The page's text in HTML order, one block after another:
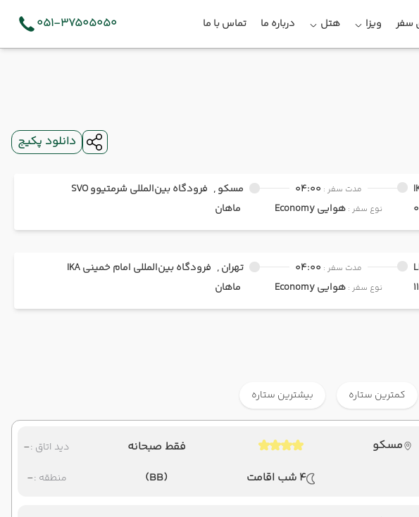
سفر ویزا هتل درباره ما تماس با ما 051-37505050
دانلود پکیج
مدت سفر : 04:00
نوع سفر : هوایی
مسکو , فرودگاه بین‌المللی شرمتیوو SVO
ماهان
مدت سفر : 04:00
نوع سفر : هوایی
تهران , فرودگاه بین‌المللی امام خمینی IKA
ماهان
کمترین ستاره بیشترین ستاره
مسکو
4 شب اقامت
فقط صبحانه
(BB)
دید اتاق :-
منطقه :-